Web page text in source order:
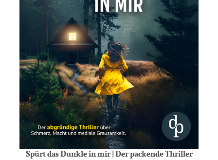
Spürt das Dunkle in mir | Der packende Thriller